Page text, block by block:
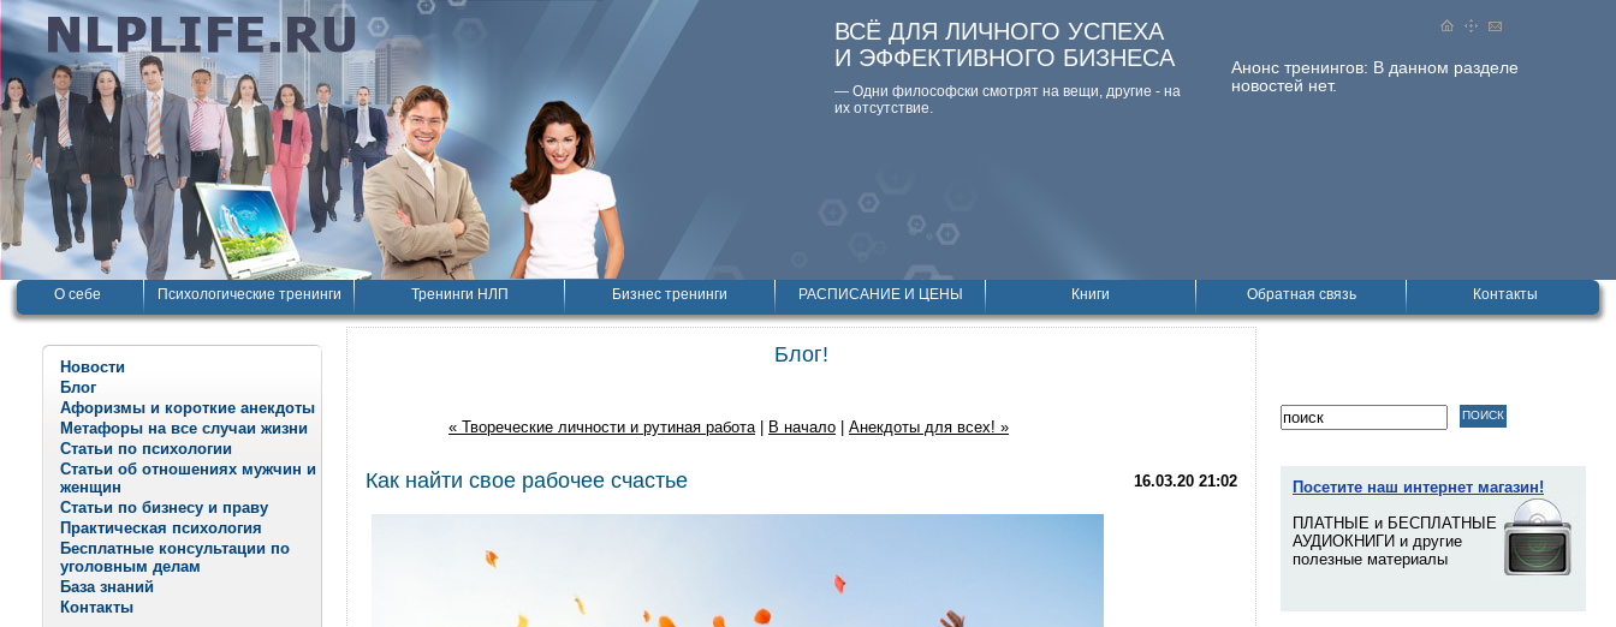
Анонс тренингов: В данном разделе
новостей нет.
ВСЁ ДЛЯ ЛИЧНОГО УСПЕХА
И ЭФФЕКТИВНОГО БИЗНЕСА
— Одни философски смотpят на вещи, дpугие - на
их отсутствие.
О себе Психологические тренинги Тренинги НЛП Бизнес тренинги РАСПИСАНИЕ И ЦЕНЫ Книги Обратная связь Контакты
Новости
Блог
Афоризмы и короткие анекдоты
Метафоры на все случаи жизни
Статьи по психологии
Статьи об отношениях мужчин и
женщин
Статьи по бизнесу и праву
Практическая психология
Бесплатные консультации по
уголовным делам
База знаний
Контакты
Блог!
« Твореческие личности и рутиная работа| В начало Анекдоты для всех! »
Как найти свое рабочее счастье 16.03.20 21:02
Посетите наш интернет магазин!
ПЛАТНЫЕ и БЕСПЛАТНЫЕ
АУДИОКНИГИ и другие
полезные материалы